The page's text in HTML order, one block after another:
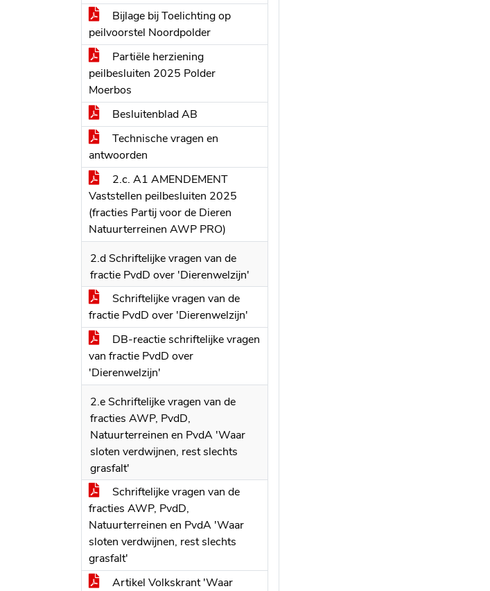
Bijlage bij Toelichting op
peilvoorstel Noordpolder
Partiële herziening
peilbesluiten 2025 Polder
Moerbos
Besluitenblad AB
Technische vragen en
antwoorden
2.c. A1 AMENDEMENT
Vaststellen peilbesluiten 2025
(fracties Partij voor de Dieren
Natuurterreinen AWP PRO)
2.d Schriftelijke vragen van de
fractie PvdD over 'Dierenwelzijn'
Schriftelijke vragen van de
fractie PvdD over 'Dierenwelzijn'
DB-reactie schriftelijke vragen
van fractie PvdD over
'Dierenwelzijn'
2.e Schriftelijke vragen van de
fracties AWP, PvdD,
Natuurterreinen en PvdA 'Waar
sloten verdwijnen, rest slechts
grasfalt'
Schriftelijke vragen van de
fracties AWP, PvdD,
Natuurterreinen en PvdA 'Waar
sloten verdwijnen, rest slechts
grasfalt'
Artikel Volkskrant 'Waar